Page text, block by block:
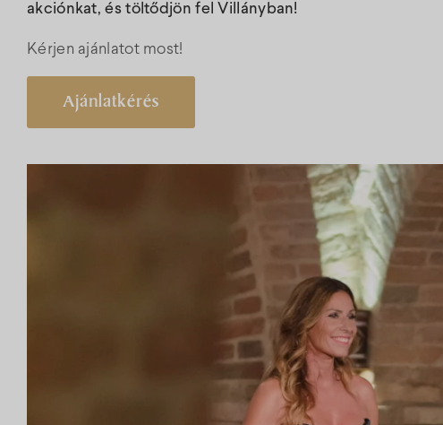
akciónkat, és töltődjön fel Villányban!
Kérjen ajánlatot most!
Ajánlatkérés